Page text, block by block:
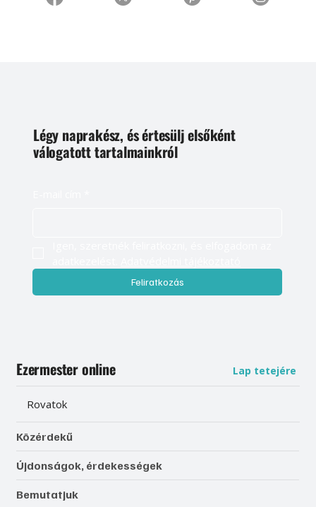
Légy naprakész, és értesülj elsőként
válogatott tartalmainkról
Feliratkozás
Ezermester online Lap tetejére
Rovatok
Közérdekű
Újdonságok, érdekességek
Bemutatjuk